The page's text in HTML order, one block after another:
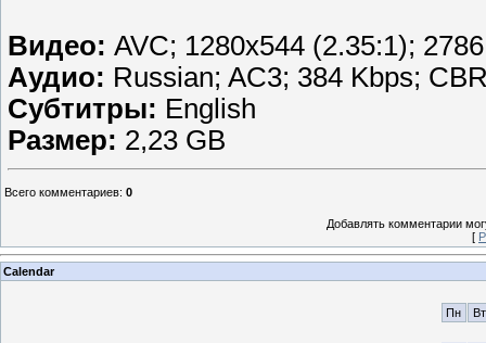
Видео: AVC; 1280x544 (2.35:1);
Аудио: Russian; AC3; 384 Kbps;
Субтитры: English
Размер: 2,23 GB
Всего комментариев: 0
Добавлять комментарии
[
Calendar
Пн Вт